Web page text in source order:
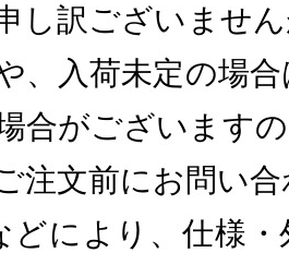
し訳ございませ
、入荷未定の場
合がございます
注文前にお問い
どにより、仕様